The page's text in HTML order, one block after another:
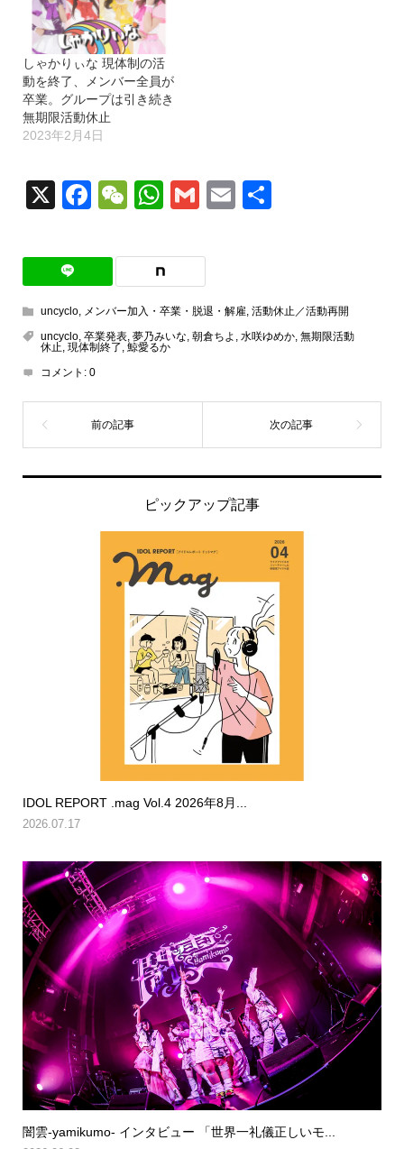
しゃかりぃな 現体制の活
動を終了、メンバー全員が
卒業。グループは引き続き
無期限活動休止
2023年2月4日
X Facebook
WeChat
WhatsApp
GmailEmail
uncyclo, メンバー加入・卒業・脱退・解雇, 活動休止／活動再開
uncyclo, 卒業発表, 夢乃みいな, 朝倉ちよ , 水咲ゆめか, 無期限活動
休止, 現体制終了 , 鯨愛るか
コメント: 0
ピックアップ記事
IDOL REPORT .mag Vol.4 2026年8月...
2026.07.17
闇雲-yamikumo- インタビュー 「世界一礼儀正しいモ...